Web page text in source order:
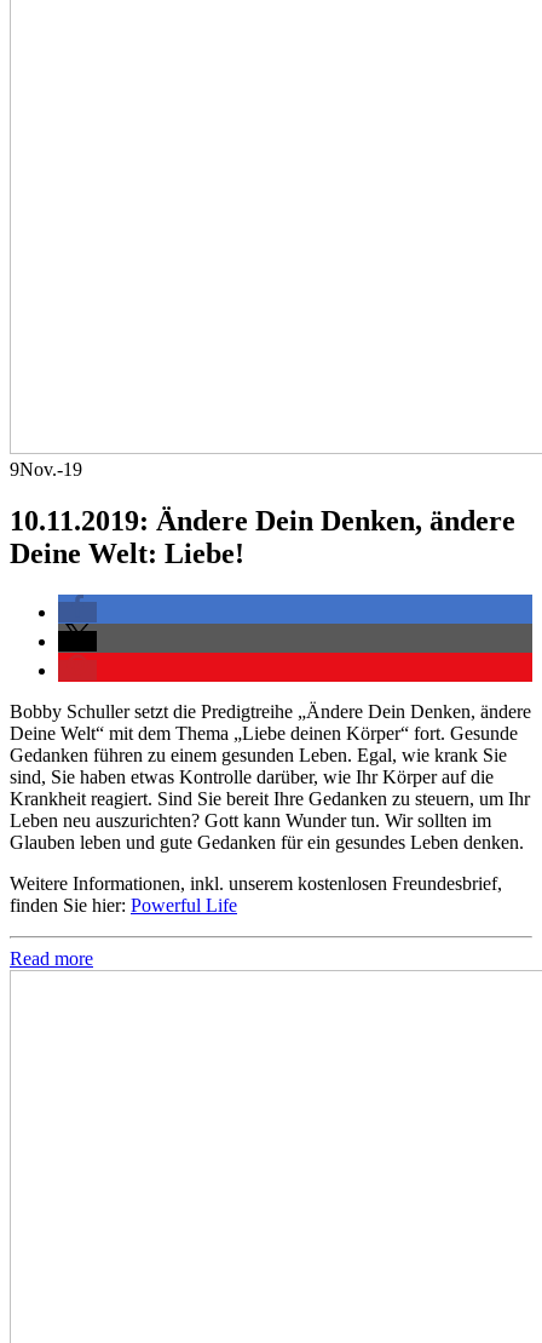
9Nov.-19
10.11.2019: Ändere Dein Denken, ändere
Deine Welt: Liebe!
Bobby Schuller setzt die Predigtreihe „Ändere Dein Denken, ändere
Deine Welt“ mit dem Thema „Liebe deinen Körper“ fort. Gesunde
Gedanken führen zu einem gesunden Leben. Egal, wie krank Sie
sind, Sie haben etwas Kontrolle darüber, wie Ihr Körper auf die
Krankheit reagiert. Sind Sie bereit Ihre Gedanken zu steuern, um Ihr
Leben neu auszurichten? Gott kann Wunder tun. Wir sollten im
Glauben leben und gute Gedanken für ein gesundes Leben denken.
Weitere Informationen, inkl. unserem kostenlosen Freundesbrief,
finden Sie hier: Powerful Life
Read more